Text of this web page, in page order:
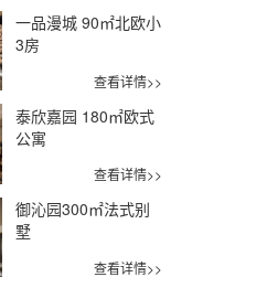
一品漫城 90㎡北欧小
3房
查看详情>>
泰欣嘉园 180㎡欧式
公寓
查看详情>>
御沁园300㎡法式别
墅
查看详情>>